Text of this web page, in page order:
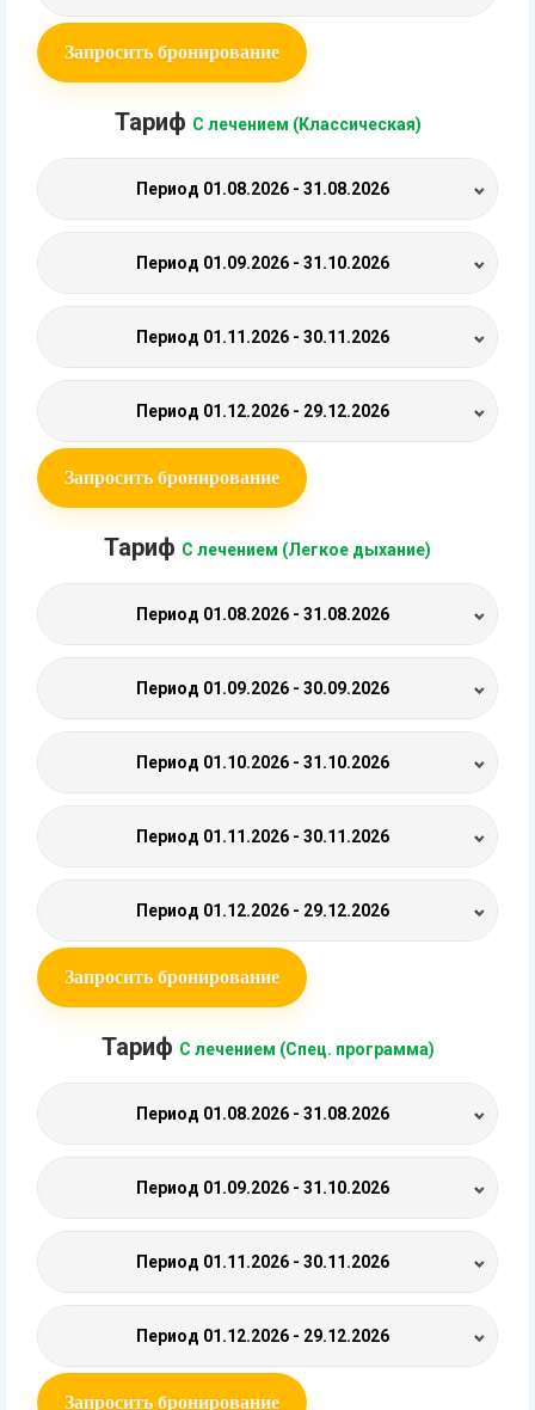
Запросить бронирование
Тариф С лечением (Классическая)
Период 01.08.2026 - 31.08.2026
Период 01.09.2026 - 31.10.2026
Период 01.11.2026 - 30.11.2026
Период 01.12.2026 - 29.12.2026
Запросить бронирование
Тариф С лечением (Легкое дыхание)
Период 01.08.2026 - 31.08.2026
Период 01.09.2026 - 30.09.2026
Период 01.10.2026 - 31.10.2026
Период 01.11.2026 - 30.11.2026
Период 01.12.2026 - 29.12.2026
Запросить бронирование
Тариф С лечением (Спец. программа)
Период 01.08.2026 - 31.08.2026
Период 01.09.2026 - 31.10.2026
Период 01.11.2026 - 30.11.2026
Период 01.12.2026 - 29.12.2026
Запросить бронирование